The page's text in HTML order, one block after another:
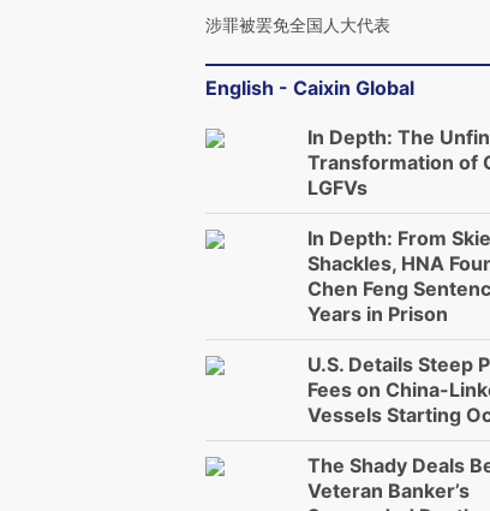
涉罪被罢免全国人大代表
English - Caixin Global
In Depth: The
Transformation of
LGFVs
In Depth: From
Shackles, HNA
Chen Feng
Years in Prison
U.S. Details Steep
Fees on China-
Vessels Starting
The Shady Deals
Veteran Banker’s